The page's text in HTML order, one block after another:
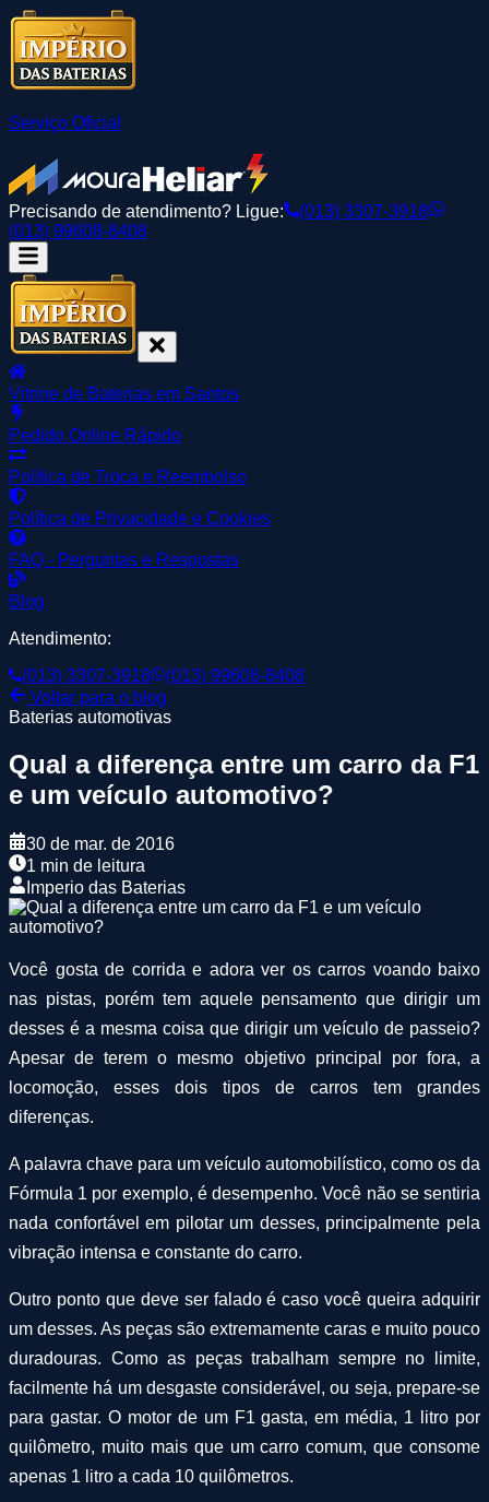
Serviço Oficial
Precisando de atendimento? Ligue:
(013) 3307-3918
(013) 99608-8408
Vitrine de Baterias em Santos
Pedido Online Rápido
Política de Troca e Reembolso
Política de Privacidade e Cookies
FAQ - Perguntas e Respostas
Blog
Atendimento:
(013) 3307-3918
(013) 99608-8408
Voltar para o blog
Baterias automotivas
Qual a diferença entre um carro da F1
e um veículo automotivo?
30 de mar. de 2016
1 min de leitura
Imperio das Baterias
Você gosta de corrida e adora ver os carros voando baixo
nas pistas, porém tem aquele pensamento que dirigir um
desses é a mesma coisa que dirigir um veículo de passeio?
Apesar de terem o mesmo objetivo principal por fora, a
locomoção, esses dois tipos de carros tem grandes
diferenças.
A palavra chave para um veículo automobilístico, como os da
Fórmula 1 por exemplo, é desempenho. Você não se sentiria
nada confortável em pilotar um desses, principalmente pela
vibração intensa e constante do carro.
Outro ponto que deve ser falado é caso você queira adquirir
um desses. As peças são extremamente caras e muito pouco
duradouras. Como as peças trabalham sempre no limite,
facilmente há um desgaste considerável, ou seja, prepare-se
para gastar. O motor de um F1 gasta, em média, 1 litro por
quilômetro, muito mais que um carro comum, que consome
apenas 1 litro a cada 10 quilômetros.